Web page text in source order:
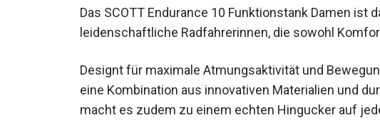
Das SCOTT Endurance 10 Funktionstank Damen
leidenschaftliche Radfahrerinnen, die sowohl
Designt für maximale Atmungsaktivität und
eine Kombination aus innovativen Materialien und
macht es zudem zu einem echten Hingucker auf